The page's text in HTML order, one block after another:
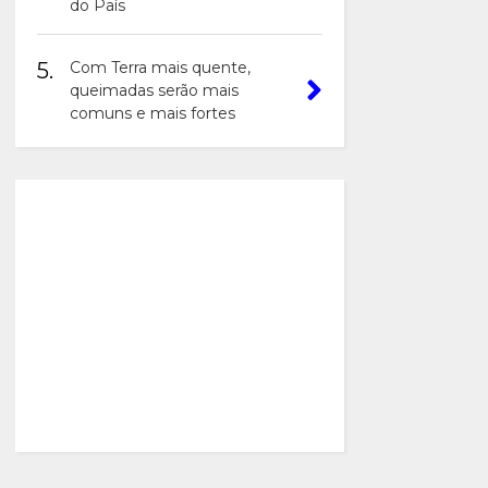
do País
5.
Com Terra mais quente,
queimadas serão mais
comuns e mais fortes